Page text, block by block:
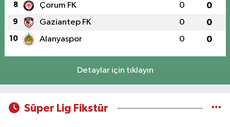
8 Çorum FK 0 0
9 Gaziantep FK 0 0
10 Alanyaspor 0 0
Detaylar için tıklayın
Süper Lig Fikstür